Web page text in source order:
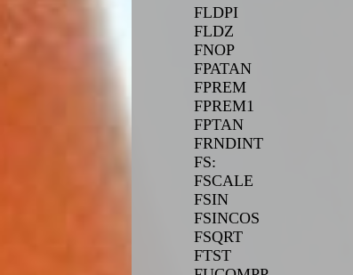
FLDPI
FLDZ
FNOP
FPATAN
FPREM
FPREM1
FPTAN
FRNDINT
FS:
FSCALE
FSIN
FSINCOS
FSQRT
FTST